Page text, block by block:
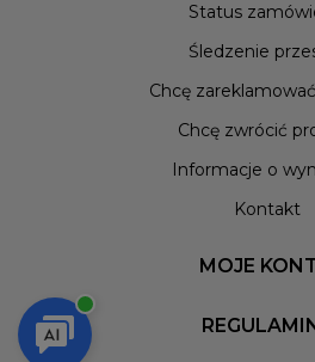
Status
Śledzenie
Chcę
Chcę zwrócić
Informacje o
Kontakt
MOJE